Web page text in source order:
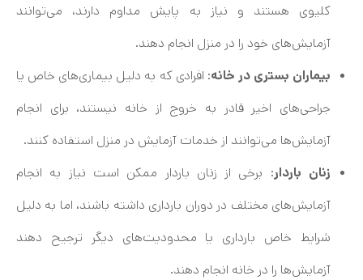
کلیوی هستند و نیاز به پایش مداوم دارند، می‌توانند
آزمایش‌های خود را در منزل انجام دهند.
بیماران بستری در خانه: افرادی که به دلیل بیماری‌های خاص یا
جراحی‌های اخیر قادر به خروج از خانه نیستند، برای انجام
آزمایش‌ها می‌توانند از خدمات آزمایش در منزل استفاده کنند.
زنان باردار: برخی از زنان باردار ممکن است نیاز به انجام
آزمایش‌های مختلف در دوران بارداری داشته باشند، اما به دلیل
شرایط خاص بارداری یا محدودیت‌های دیگر ترجیح دهند
آزمایش‌ها را در خانه انجام دهند.